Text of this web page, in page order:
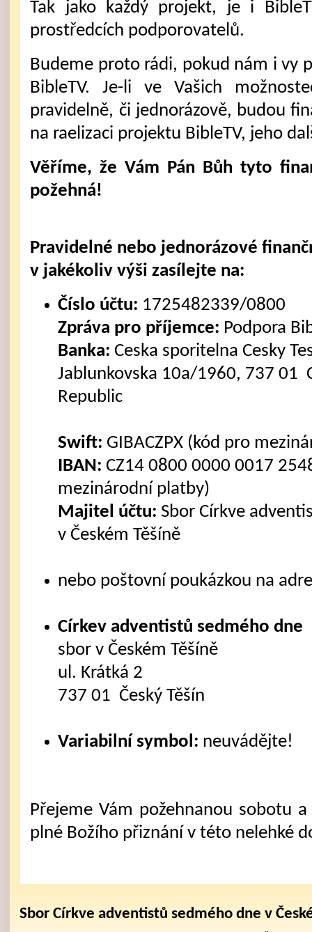
Tak jako každý projekt, je i
prostředcích podporovatelů.
Budeme proto rádi, pokud nám i vy
BibleTV. Je-li ve Vašich
pravidelně, či jednorázově, budou
na raelizaci projektu BibleTV, jeho
Věříme, že Vám Pán Bůh tyto
požehná!
Pravidelné nebo jednorázové
v jakékoliv výši zasílejte na:
Číslo účtu: 1725482339/0800
Zpráva pro příjemce: Podpora
Banka: Ceska sporitelna Cesky
Jablunkovska 10a/1960, 737 01
Republic
Swift: GIBACZPX (kód pro
IBAN: CZ14 0800 0000 0017
mezinárodní platby)
Majitel účtu: Sbor Církve
v Českém Těšíně
nebo poštovní poukázkou na
Církev adventistů sedmého dne
sbor v Českém Těšíně
ul. Krátká 2
737 01 Český Těšín
Variabilní symbol: neuvádějte!
Přejeme Vám požehnanou sobotu
plné Božího přiznání v této nelehké
Sbor Církve adventistů sedmého dne v